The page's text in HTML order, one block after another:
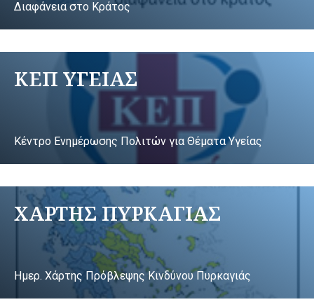
Διαφάνεια στο Κράτος
ΚΕΠ ΥΓΕΙΑΣ
Κέντρο Ενημέρωσης Πολιτών για Θέματα Υγείας
ΧΑΡΤΗΣ ΠΥΡΚΑΓΙΑΣ
Ημερ. Χάρτης Πρόβλεψης Κινδύνου Πυρκαγιάς